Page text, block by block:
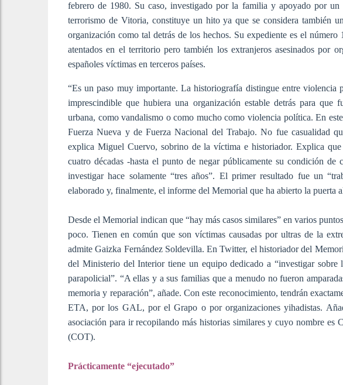
febrero de 1980. Su caso, investigado por la familia y apoyado por
terrorismo de Vitoria, constituye un hito ya que se considera también
organización como tal detrás de los hechos. Su expediente es el
atentados en el territorio pero también los extranjeros asesinados por
españoles víctimas en terceros países.
“Es un paso muy importante. La historiografía distingue entre violencia
imprescindible que hubiera una organización estable detrás para que
urbana, como vandalismo o como mucho como violencia política. En
Fuerza Nueva y de Fuerza Nacional del Trabajo. No fue casualidad
explica Miguel Cuervo, sobrino de la víctima e historiador. Explica
cuatro décadas -hasta el punto de negar públicamente su condición de
investigar hace solamente “tres años”. El primer resultado fue un
elaborado y, finalmente, el informe del Memorial que ha abierto la puerta
Desde el Memorial indican que “hay más casos similares” en varios
poco. Tienen en común que son víctimas causadas por ultras de la
admite Gaizka Fernández Soldevilla. En Twitter, el historiador del
del Ministerio del Interior tiene un equipo dedicado a “investigar sobre
parapolicial”. “A ellas y a sus familias que a menudo no fueron
memoria y reparación”, añade. Con este reconocimiento, tendrán
ETA, por los GAL, por el Grapo o por organizaciones yihadistas.
asociación para ir recopilando más historias similares y cuyo nombre es
(COT).
Prácticamente “ejecutado”